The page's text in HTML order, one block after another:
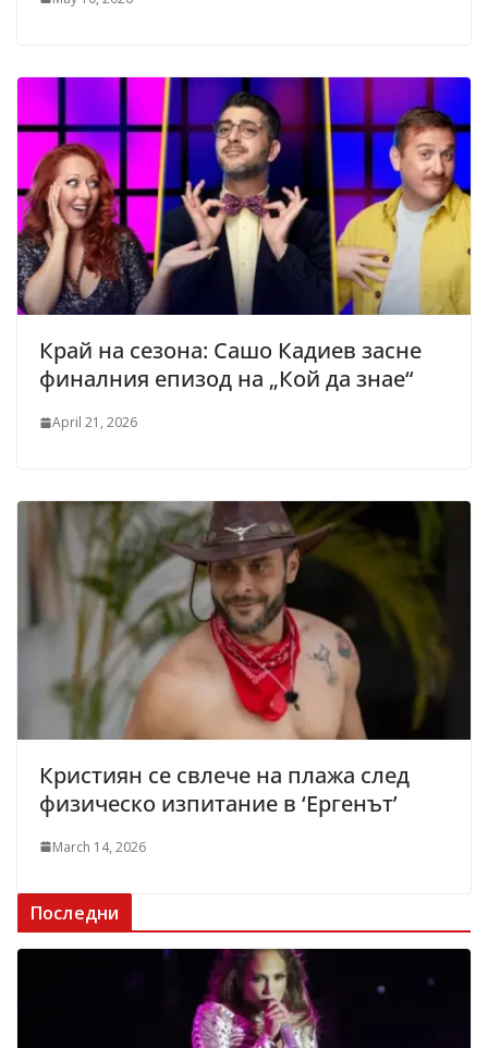
Край на сезона: Сашо Кадиев засне
финалния епизод на „Кой да знае“
April 21, 2026
Кристиян се свлече на плажа след
физическо изпитание в ‘Ергенът’
March 14, 2026
Последни